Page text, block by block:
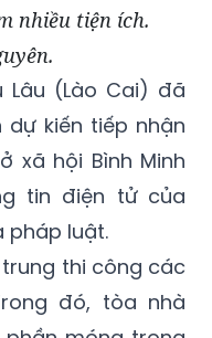
nhiều tiện ích.
Lâu (Lào Cai) đã
kiến tiếp nhận
xã hội Bình Minh
tin điện tử của
pháp luật.
thi công các
đó, tòa nhà